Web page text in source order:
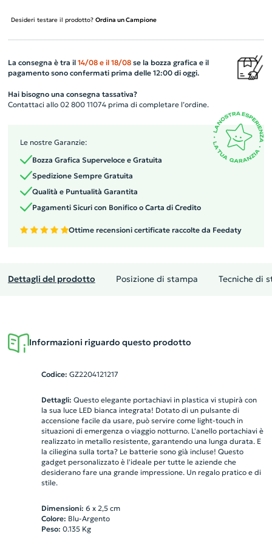
Desideri testare il prodotto? Ordina un Campione
La consegna è tra il 14/08 e il 18/08se la bozza grafica e il
pagamento sono confermati prima delle 12:00 di oggi.
Hai bisogno una consegna tassativa?
Contattaci allo 02 800 11074 prima di completare l’ordine.
Le nostre Garanzie:
Bozza Grafica Superveloce e Gratuita
Spedizione Sempre Gratuita
Qualità e Puntualità Garantita
Pagamenti Sicuri con Bonifico o Carta di Credito
Ottime recensioni certificate raccolte da Feedaty
Dettagli del prodotto Posizione di stampa Tecniche di
Informazioni riguardo questo prodotto
Codice: GZ2204121217
Dettagli: Questo elegante portachiavi in plastica vi stupirà con
la sua luce LED bianca integrata! Dotato di un pulsante di
accensione facile da usare, può servire come light-touch in
situazioni di emergenza o viaggio notturno. L'anello portachiavi è
realizzato in metallo resistente, garantendo una lunga durata. E
la ciliegina sulla torta? Le batterie sono già incluse! Questo
gadget personalizzato è l'ideale per tutte le aziende che
desiderano fare una grande impressione. Un regalo pratico e di
stile.
Dimensioni: 6 x 2,5 cm
Colore: Blu-Argento
Peso: 0.135Kg